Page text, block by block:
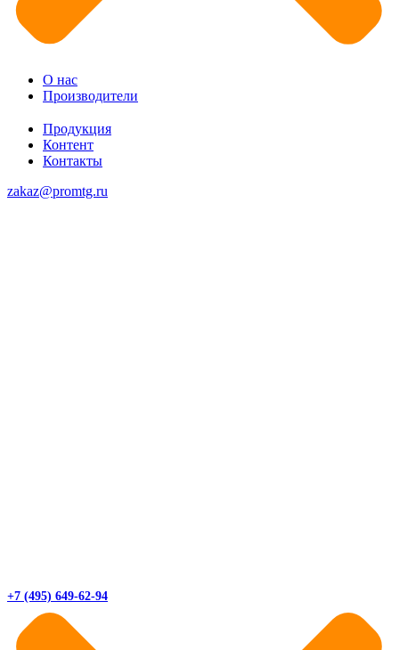
О нас
Производители
Продукция
Контент
Контакты
zakaz@promtg.ru
+7 (495) 649-62-94